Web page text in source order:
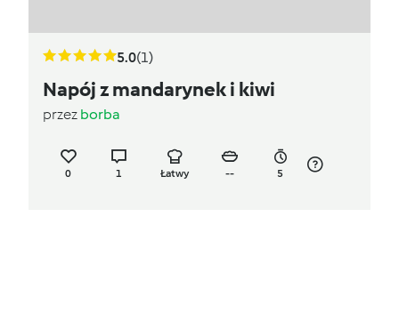
5.0(1)
Napój z mandarynek i kiwi
przez borba
0 1 Łatwy -- 5